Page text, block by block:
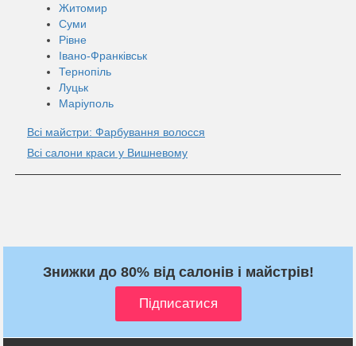
Житомир
Суми
Рівне
Івано-Франківськ
Тернопіль
Луцьк
Маріуполь
Всі майстри: Фарбування волосся
Всі салони краси у Вишневому
Знижки до 80% від салонів і майстрів!